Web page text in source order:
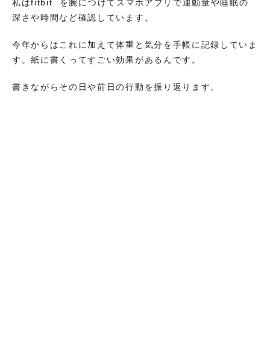
私はfitbit を腕につけてスマホアプリで運動量や睡眠の
深さや時間など確認しています。
今年からはこれに加えて体重と気分を手帳に記録していま
す。紙に書くってすごい効果があるんです。
書きながらその日や前日の行動を振り返ります。